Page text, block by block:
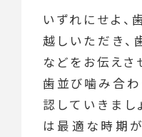
いずれにせよ、
越しいただき
などをお伝えさ
歯並び噛み合
認していきまし
は最適な時期